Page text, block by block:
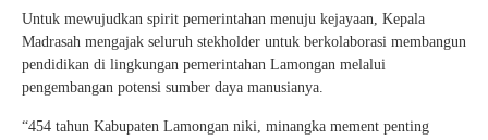
Untuk mewujudkan spirit pemerintahan menuju kejayaan, Kepala
Madrasah mengajak seluruh stekholder untuk berkolaborasi membangun
pendidikan di lingkungan pemerintahan Lamongan melalui
pengembangan potensi sumber daya manusianya.
“454 tahun Kabupaten Lamongan niki, minangka mement penting